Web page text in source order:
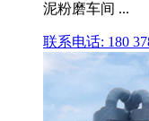
泥粉磨车间 ...
联系电话: 180